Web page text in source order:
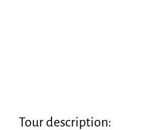
Tour description: